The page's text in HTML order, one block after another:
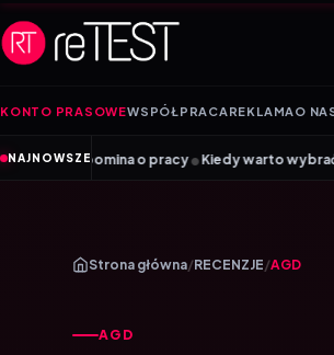
KONTO PRASOWEWSPÓŁPRACA REKLAMA O
NAJNOWSZE
•Kiedy warto wybrać kartę SIM, a kiedy
Strona główna/RECENZJE/AGD
AGD